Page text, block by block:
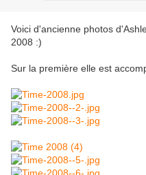
Voici d'ancienne photos
2008 :)
Sur la première elle est